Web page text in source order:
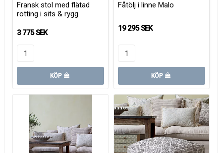
Fransk stol med flätad
rotting i sits & rygg
3 775 SEK
KÖP
Fåtölj i linne Malo
19 295 SEK
KÖP